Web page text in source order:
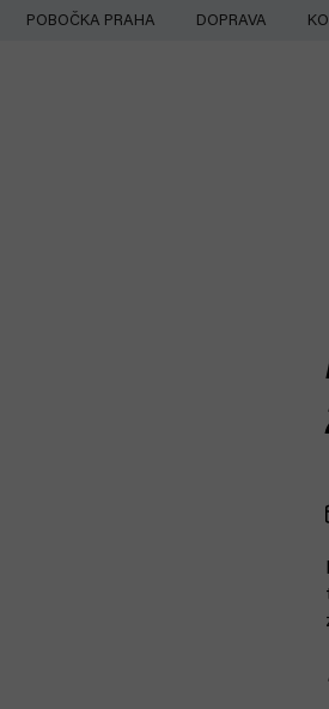
Přejít
POBOČKA PRAHA DOPRAVA